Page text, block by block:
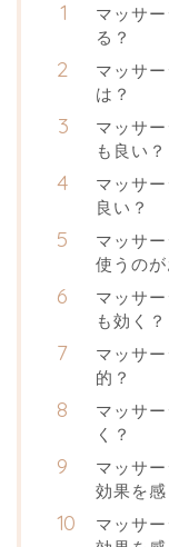
マッサ
る？
マッサ
は？
マッサ
も良い？
マッサ
良い？
マッサ
使うの
マッサ
も効く？
マッサ
的？
マッサ
く？
マッサ
効果を
マッサ